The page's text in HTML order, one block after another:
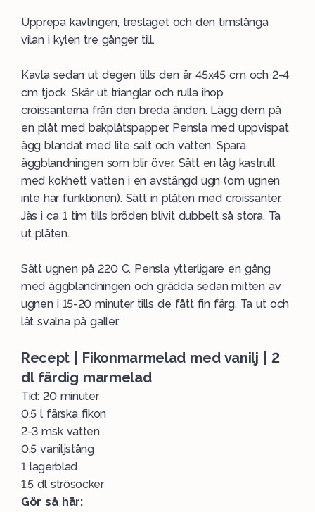
Upprepa kavlingen, treslaget och den timslånga
vilan i kylen tre gånger till.
Kavla sedan ut degen tills den är 45x45 cm och 2-4
cm tjock. Skär ut trianglar och rulla ihop
croissanterna från den breda änden. Lägg dem på
en plåt med bakplåtspapper. Pensla med uppvispat
ägg blandat med lite salt och vatten. Spara
äggblandningen som blir över. Sätt en låg kastrull
med kokhett vatten i en avstängd ugn (om ugnen
inte har funktionen). Sätt in plåten med croissanter.
Jäs i ca 1 tim tills bröden blivit dubbelt så stora. Ta
ut plåten.
Sätt ugnen på 220 C. Pensla ytterligare en gång
med äggblandningen och grädda sedan mitten av
ugnen i 15-20 minuter tills de fått fin färg. Ta ut och
låt svalna på galler.
Recept | Fikonmarmelad med vanilj | 2
dl färdig marmelad
Tid: 20 minuter
0,5 l färska fikon
2-3 msk vatten
0,5 vaniljstång
1 lagerblad
1,5 dl strösocker
Gör så här: